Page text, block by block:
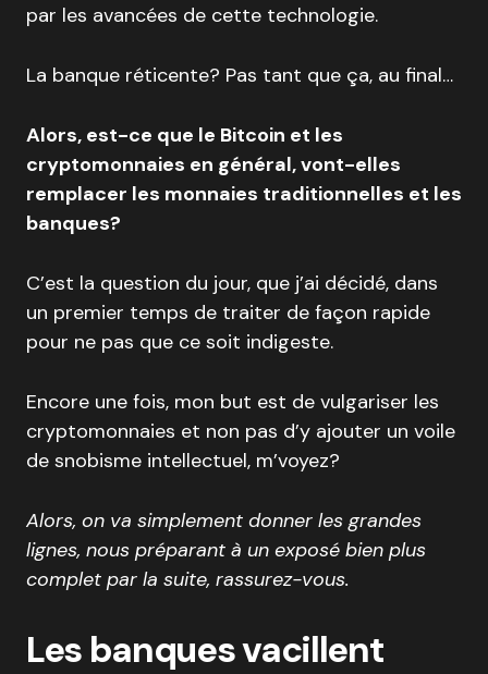
par les avancées de cette technologie.
La banque réticente? Pas tant que ça, au final…
Alors, est-ce que le Bitcoin et les
cryptomonnaies en général, vont-elles
remplacer les monnaies traditionnelles et les
banques?
C’est la question du jour, que j’ai décidé, dans
un premier temps de traiter de façon rapide
pour ne pas que ce soit indigeste.
Encore une fois, mon but est de vulgariser les
cryptomonnaies et non pas d’y ajouter un voile
de snobisme intellectuel, m’voyez?
Alors, on va simplement donner les grandes
lignes, nous préparant à un exposé bien plus
complet par la suite, rassurez-vous.
Les banques vacillent